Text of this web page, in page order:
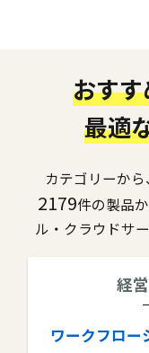
おす
最適
カテゴリーから
2179件の製品
ル・クラウドサ
経
ワークフロー